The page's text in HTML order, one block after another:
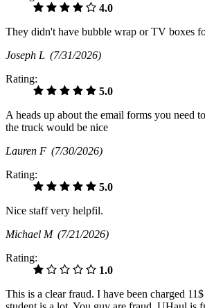
4.0
They didn't have bubble wrap or TV boxes
Joseph L (7/31/2026)
Rating:
5.0
A heads up about the email forms you need
the truck would be nice
Lauren F (7/30/2026)
Rating:
5.0
Nice staff very helpfil.
Michael M (7/21/2026)
Rating:
1.0
This is a clear fraud. I have been charged